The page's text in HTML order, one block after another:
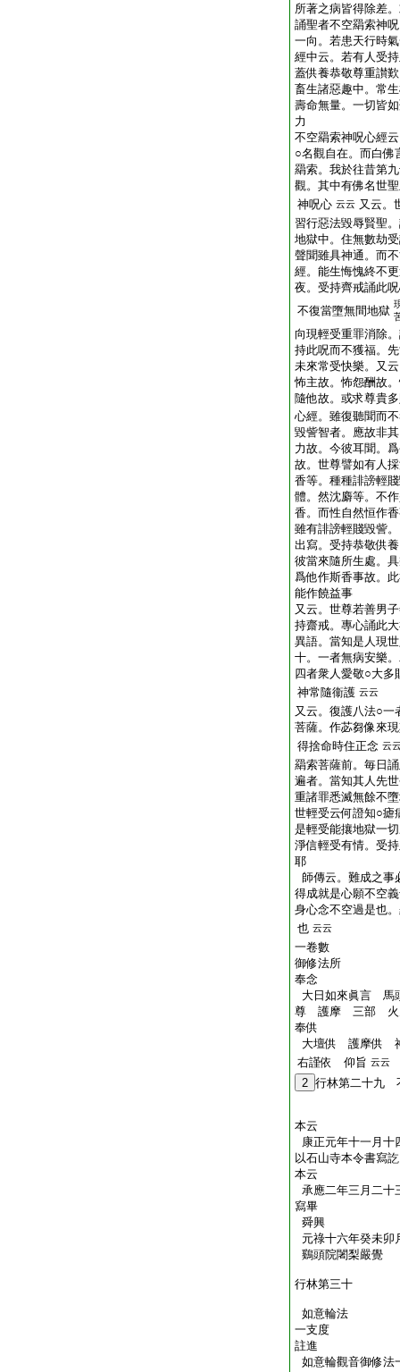
所著之病皆得除差
誦聖者不空羂索神
一向。若患天行時
經中云。若有人受
蓋供養恭敬尊重讃
畜生諸惡趣中。常
壽命無量。一切皆
力
不空羂索神呪心經
○名觀自在。而白佛
羂索。我於往昔第
觀。其中有佛名世
神呪心 云云 又云。
習行惡法毀辱賢聖
地獄中。住無數劫
聲聞雖具神通。而
經。能生悔愧終不
夜。受持齊戒誦此
不復當墮無間地獄
向現輕受重罪消除
持此呪而不獲福。
未來常受快樂。又
怖主故。怖怨酬故
隨他故。或求尊貴
心經。雖復聽聞而
毀訾智者。應故非
力故。今彼耳聞。
故。世尊譬如有人
香等。種種誹謗輕
體。然沈麝等。不
香。而性自然恒作
雖有誹謗輕賤毀訾
出寫。受持恭敬供
彼當來隨所生處。
爲他作斯香事故。
能作饒益事
又云。世尊若善男
持齋戒。專心誦此
異語。當知是人現
十。一者無病安樂
四者衆人愛敬○大多
神常隨衞護 云云
又云。復護八法○一
菩薩。作苾芻像來
得捨命時住正念 云
羂索菩薩前。毎日
遍者。當知其人先
重諸罪悉滅無餘不
世輕受云何證知○瘧
是輕受能攘地獄一
淨信輕受有情。受
耶
師傳云。難成之事
得成就是心願不空
身心念不空過是也
也 云云
一卷數
御修法所
奉念
大日如來眞言
尊 護摩 三部 火
奉供
大壇供 護摩供
右謹依 仰旨 云云
2 行林第二十九
本云
康正元年十一月十
以石山寺本令書寫訖
本云
承應二年三月二十
寫畢
舜興
元祿十六年癸未卯
鷄頭院闍梨嚴覺
行林第三十
如意輪法
一支度
註進
如意輪觀音御修法